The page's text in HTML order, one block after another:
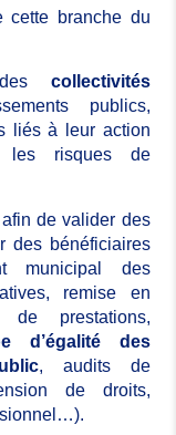
cette branche du
collectivités
publics,
liés à leur action
les risques de
afin de valider des
des bénéficiaires
municipal des
remise en
prestations,
d’égalité des
, audits de
de droits,